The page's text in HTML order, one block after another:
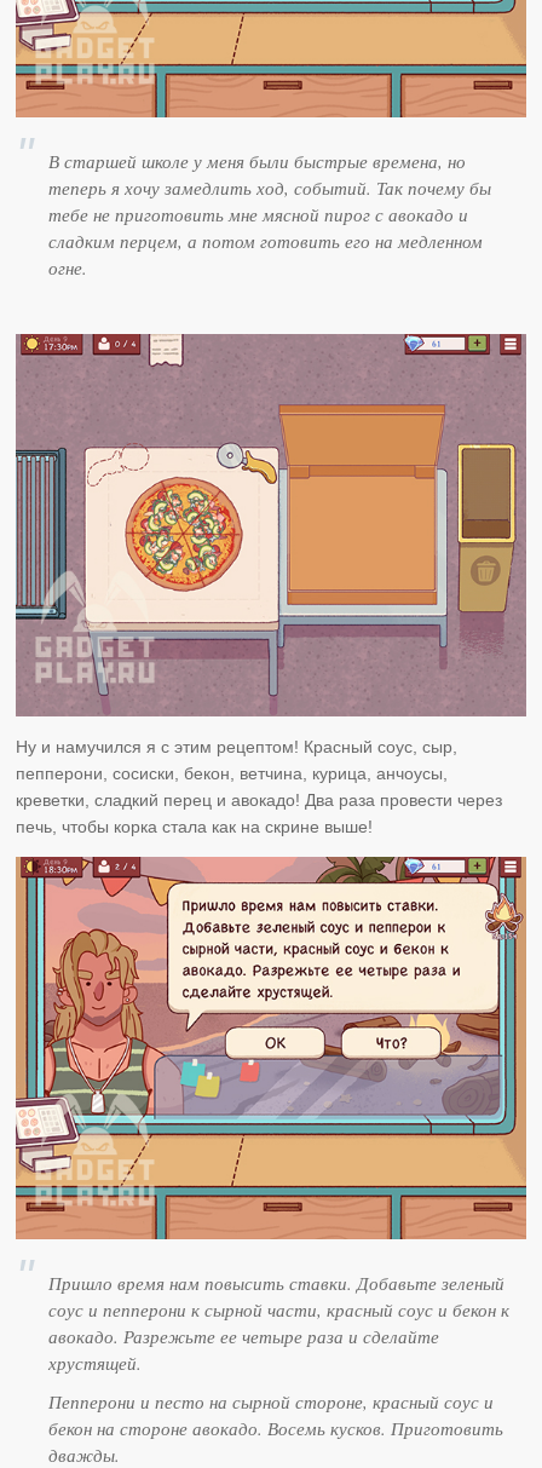
В старшей школе у меня были быстрые времена, но
теперь я хочу замедлить ход, событий. Так почему бы
тебе не приготовить мне мясной пирог с авокадо и
сладким перцем, а потом готовить его на медленном
огне.
Ну и намучился я с этим рецептом! Красный соус, сыр,
пепперони, сосиски, бекон, ветчина, курица, анчоусы,
креветки, сладкий перец и авокадо! Два раза провести через
печь, чтобы корка стала как на скрине выше!
Пришло время нам повысить ставки. Добавьте зеленый
соус и пепперони к сырной части, красный соус и бекон к
авокадо. Разрежьте ее четыре раза и сделайте
хрустящей.
Пепперони и песто на сырной стороне, красный соус и
бекон на стороне авокадо. Восемь кусков. Приготовить
дважды.